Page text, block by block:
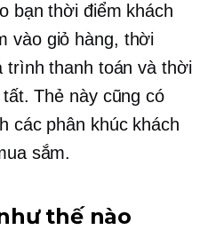
bạn thời điểm khách
vào giỏ hàng, thời
trình thanh toán và thời
Thẻ này cũng có
các phân khúc khách
sắm.
thế nào